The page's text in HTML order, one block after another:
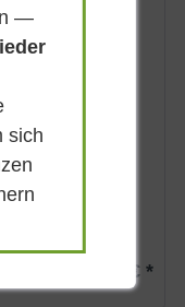
weiße
halbschattig
- Juli
2 m
ab 29,90 € *
—
sich